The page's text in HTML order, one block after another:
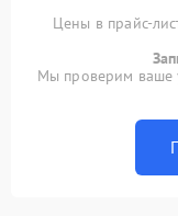
Цены в прайс-
Мы проверим ваше